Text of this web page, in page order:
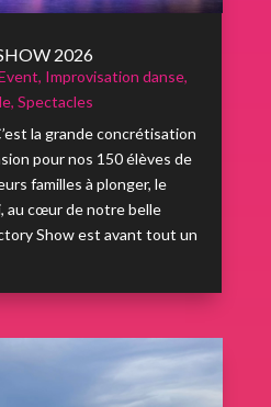
2026
, Improvisation danse,
, Spectacles
la grande concrétisation
pour nos 150 élèves de
familles à plonger, le
au cœur de notre belle
Show est avant tout un